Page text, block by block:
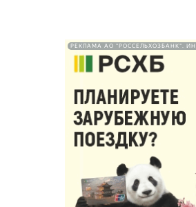
РЕКЛАМА АО "РОССЕЛЬХОЗБАНК". ИНН